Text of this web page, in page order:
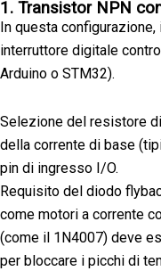
1. Transistor NPN
In questa
interruttore digitale
Arduino o STM32).
Selezione del resistore
della corrente di base
pin di ingresso I/O.
Requisito del diodo
come motori a corrente
(come il 1N4007) deve
per bloccare i picchi di